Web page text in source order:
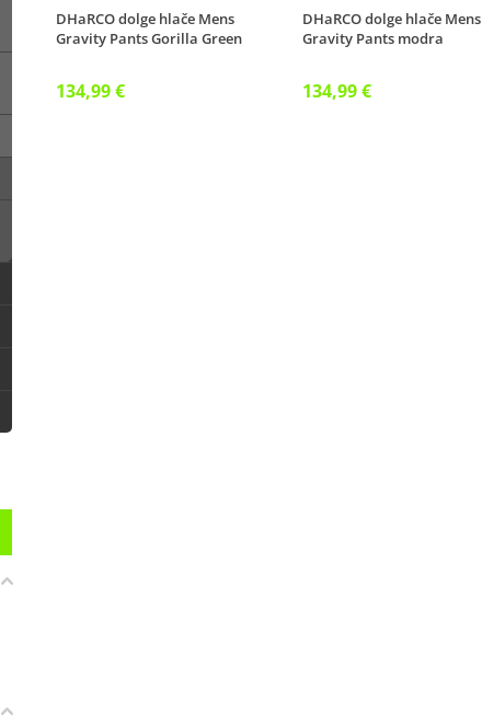
DHaRCO dolge hlače Mens
Gravity Pants Gorilla Green
134,99 €
DHaRCO dolge hlače Mens
Gravity Pants modra
134,99 €